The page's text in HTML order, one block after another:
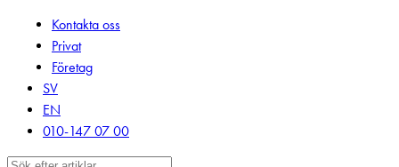
content
Kontakta oss
Privat
Företag
SV
EN
010-147 07 00